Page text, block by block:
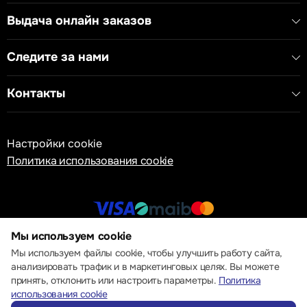
Цвет корпуса: белый
Выдача онлайн заказов
Следите за нами
Контакты
Настройки cookie
Политика использования cookie
© 2013 – 2026 ECOM
Мы используем cookie
Мы используем файлы cookie, чтобы улучшить работу сайта,
анализировать трафик и в маркетинговых целях. Вы можете
принять, отклонить или настроить параметры. Политика
использования cookie